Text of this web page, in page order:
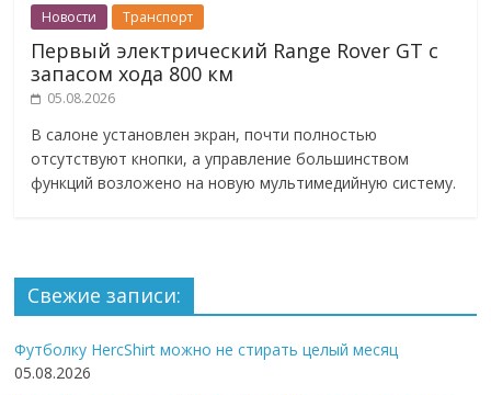
Новости Транспорт
Первый электрический Range Rover GT с
запасом хода 800 км
05.08.2026
В салоне установлен экран, почти полностью
отсутствуют кнопки, а управление большинством
функций возложено на новую мультимедийную систему.
Свежие записи:
Футболку HercShirt можно не стирать целый месяц
05.08.2026